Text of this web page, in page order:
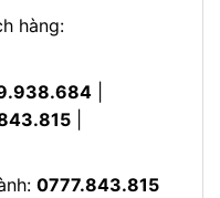
hàng:
|
|
0777.843.815